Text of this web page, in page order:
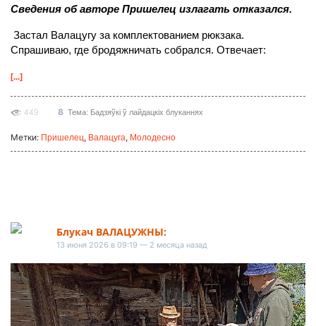
Сведения об авторе Пришелец излагать отказался.
Застал Валацугу за комплектованием рюкзака.
Спрашиваю, где бродяжничать собрался. Отвечает:
[...]
449 8 Тема: Бадзяўкі ў лайдацкіх блуканнях
Метки: Пришелец, Валацуга, Молодесно
Блукач ВАЛАЦУЖНЫ:
13 июня 2026 в 09:19 — 2 месяца назад